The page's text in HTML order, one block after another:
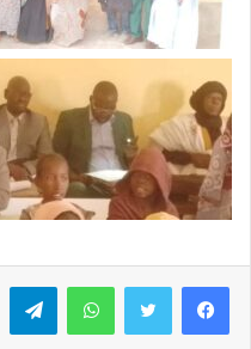
واتساب